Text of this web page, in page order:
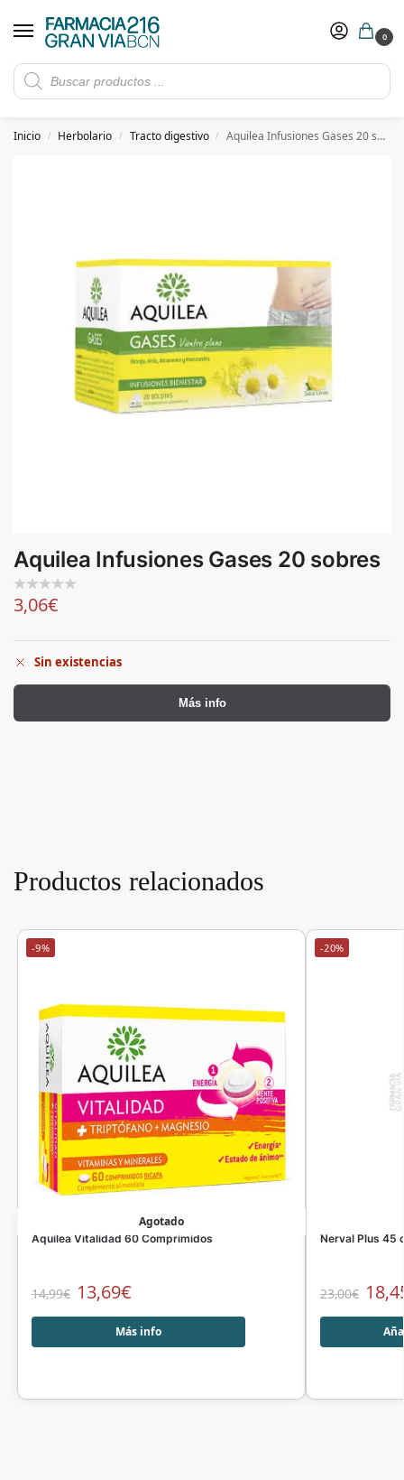
0
Rebajas de verano hasta -30%
​ 5€ de descuento con el cupón 5GRANVIA (compras superiores a 150€)
Inicio / Herbolario / Tracto digestivo / Aquilea Infusiones Gases 20 sobres
Aquilea Infusiones Gases 20 sobres
3,06€
Sin existencias
Más info
Productos relacionados
-9%
Agotado
Aquilea Vitalidad 60 Comprimidos
14,99€ 13,69€
Más info
-20%
Nerval Plus 45
23,00€